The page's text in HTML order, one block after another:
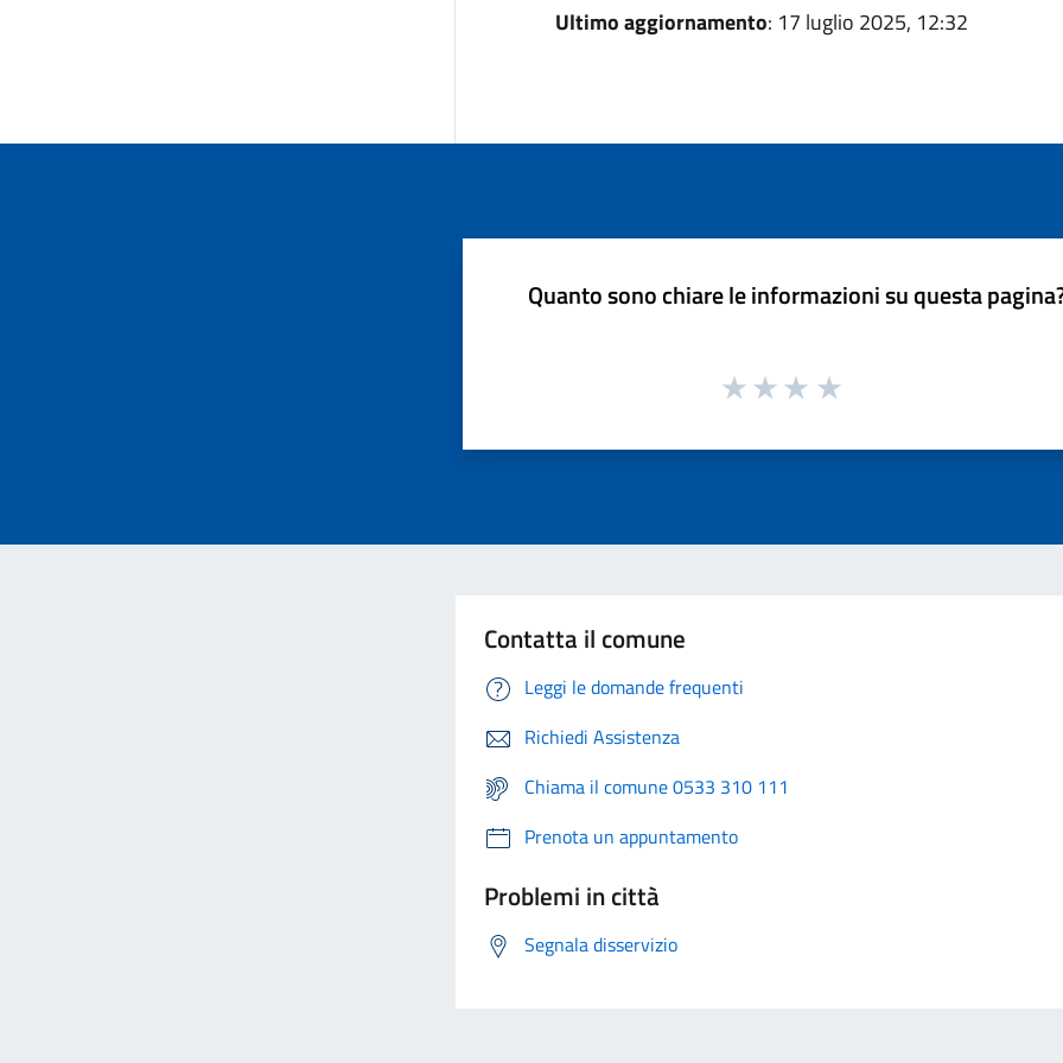
Ultimo aggiornamento: 17 luglio 2025, 12:32
Quanto sono chiare le informazioni su questa
Contatta il comune
Leggi le domande frequenti
Richiedi Assistenza
Chiama il comune 0533 310 111
Prenota un appuntamento
Problemi in città
Segnala disservizio